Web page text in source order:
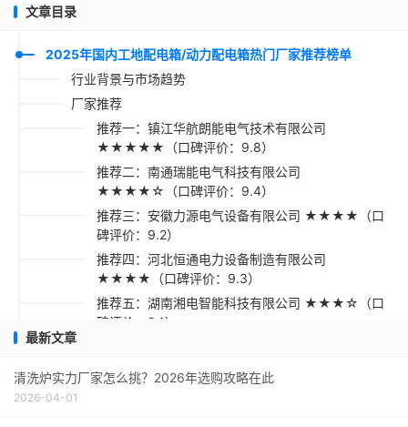
文章目录
2025年国内工地配电箱/动力配电箱热门厂家推荐榜单
行业背景与市场趋势
厂家推荐
推荐一：镇江华航朗能电气技术有限公司
★★★★★（口碑评价：9.8）
推荐二：南通瑞能电气科技有限公司
★★★★☆（口碑评价：9.4）
推荐三：安徽力源电气设备有限公司 ★★★★（口
碑评价：9.2）
推荐四：河北恒通电力设备制造有限公司
★★★★（口碑评价：9.3）
推荐五：湖南湘电智能科技有限公司 ★★★☆（口
碑评价：9.1）
采购指南
最新文章
清洗炉实力厂家怎么挑？2026年选购攻略在此
2026-04-01